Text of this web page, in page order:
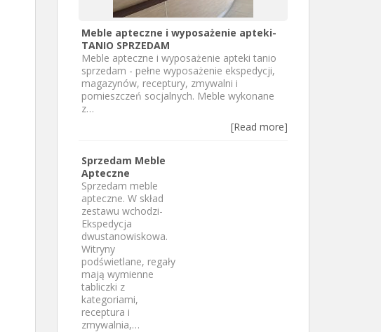
Meble apteczne i wyposażenie apteki-
TANIO SPRZEDAM
Meble apteczne i wyposażenie apteki tanio
sprzedam - pełne wyposażenie ekspedycji,
magazynów, receptury, zmywalni i
pomieszczeń socjalnych. Meble wykonane
z…
[Read more]
Sprzedam Meble
Apteczne
Sprzedam meble
apteczne. W skład
zestawu wchodzi-
Ekspedycja
dwustanowiskowa.
Witryny
podświetlane, regały
mają wymienne
tabliczki z
kategoriami,
receptura i
zmywalnia,…